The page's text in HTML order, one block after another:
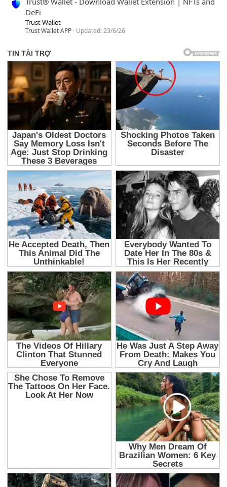
DeFi
Trust Wallet
Trust Wallet APP Updated:23/6/26